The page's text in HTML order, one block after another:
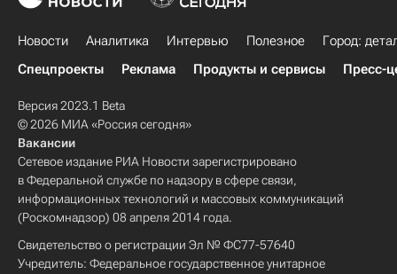
Новости Аналитика Интервью Полезное
Город:
Спецпроекты
Реклама Продукты и сервисы Пресс-
Версия 2023.1 Beta
© 2026 МИА «Россия сегодня»
Вакансии
Сетевое издание РИА Новости зарегистрировано
в Федеральной службе по надзору в сфере связи,
информационных технологий и массовых коммуникаций
(Роскомнадзор) 08 апреля 2014 года.
Свидетельство о регистрации Эл № ФС77-57640
Учредитель: Федеральное государственное унитарное